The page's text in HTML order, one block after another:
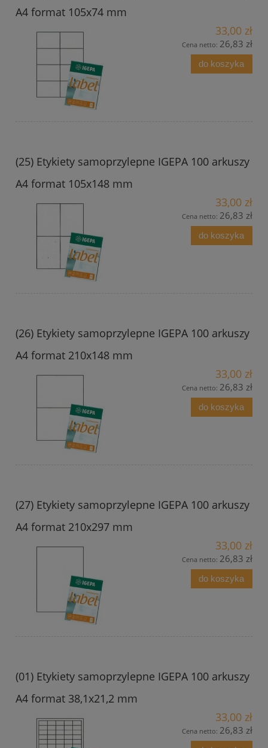
A4 format 105x74 mm
33,00 zł
Cena netto: 26,83 zł
do koszyka
(25) Etykiety samoprzylepne IGEPA 100 arkuszy
A4 format 105x148 mm
33,00 zł
Cena netto: 26,83 zł
do koszyka
(26) Etykiety samoprzylepne IGEPA 100 arkuszy
A4 format 210x148 mm
33,00 zł
Cena netto: 26,83 zł
do koszyka
(27) Etykiety samoprzylepne IGEPA 100 arkuszy
A4 format 210x297 mm
33,00 zł
Cena netto: 26,83 zł
do koszyka
(01) Etykiety samoprzylepne IGEPA 100 arkuszy
A4 format 38,1x21,2 mm
33,00 zł
Cena netto: 26,83 zł